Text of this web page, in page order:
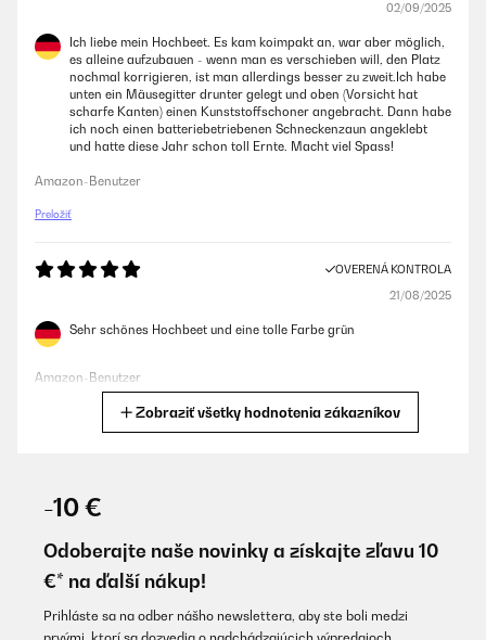
02/09/2025
Ich liebe mein Hochbeet. Es kam koimpakt an, war aber möglich,
es alleine aufzubauen - wenn man es verschieben will, den Platz
nochmal korrigieren, ist man allerdings besser zu zweit.Ich habe
unten ein Mäusegitter drunter gelegt und oben (Vorsicht hat
scharfe Kanten) einen Kunststoffschoner angebracht. Dann habe
ich noch einen batteriebetriebenen Schneckenzaun angeklebt
und hatte diese Jahr schon toll Ernte. Macht viel Spass!
Amazon-Benutzer
Preložiť
OVERENÁ KONTROLA
21/08/2025
Sehr schönes Hochbeet und eine tolle Farbe grün
Amazon-Benutzer
Amazon-Benutzer
Zobraziť všetky hodnotenia zákazníkov
-10 €
Odoberajte naše novinky a získajte zľavu 10
€* na ďalší nákup!
Prihláste sa na odber nášho newslettera, aby ste boli medzi